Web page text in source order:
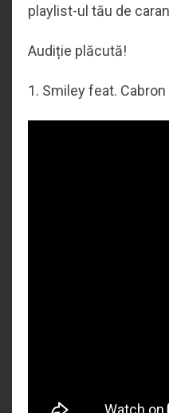
playlist-ul tău de
Audiție plăcută!
1. Smiley feat.